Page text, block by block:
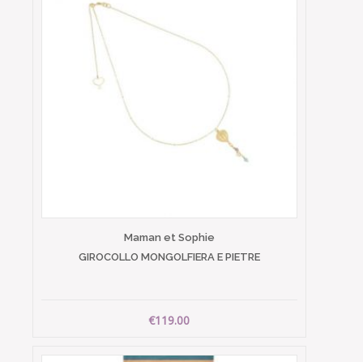
Maman et Sophie
GIROCOLLO MONGOLFIERA E PIETRE
€119.00